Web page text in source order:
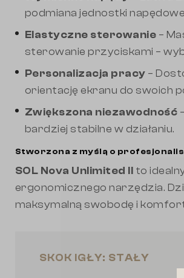
podmiana jednostki
Elastyczne sterowanie –
sterowanie przyciskami –
Personalizacja pracy –
orientację ekranu do swoich
Zwiększona niezawodność
bardziej stabilne w działaniu.
Stworzona z myślą o
SOL Nova Unlimited II to
ergonomicznego narzędzia.
maksymalną swobodę i
SKOK IGŁY: STAŁY